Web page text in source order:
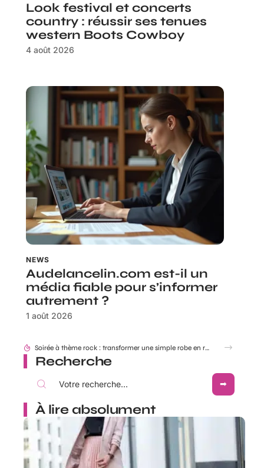
Look festival et concerts
country : réussir ses tenues
western Boots Cowboy
4 août 2026
NEWS
Audelancelin.com est-il un
média fiable pour s’informer
autrement ?
1 août 2026
Soirée à thème rock : transformer une simple robe en robe Rock and Roll
Recherche
À lire absolument